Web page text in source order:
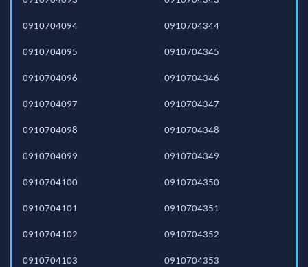
0910704094
0910704095
0910704096
0910704097
0910704098
0910704099
0910704100
0910704101
0910704102
0910704103
0910704344
0910704345
0910704346
0910704347
0910704348
0910704349
0910704350
0910704351
0910704352
0910704353